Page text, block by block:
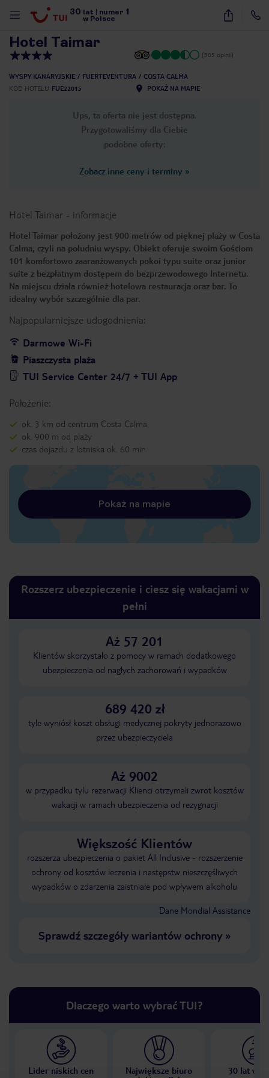
30 lat numer 1
w Polsce
28
Hotel Taimar
(305 opinii)
WYSPY KANARYJSKIE FUERTEVENTURA
COSTA CALMA
KOD HOTELU FUE22015 POKAŻ NA MAPIE
Ups, ta oferta nie jest dostępna.
Przygotowaliśmy dla Ciebie
podobne oferty:
Zobacz inne ceny i terminy »
Hotel Taimar - informacje
Hotel Taimar położony jest 900 metrów od pięknej plaży w Costa
Calma, czyli na południu wyspy. Obiekt oferuje swoim Gościom
101 komfortowo zaaranżowanych pokoi typu suite oraz junior
suite z bezpłatnym dostępem do bezprzewodowego Internetu.
Na miejscu działa również hotelowa restauracja oraz bar. To
idealny wybór szczególnie dla par.
Najpopularniejsze udogodnienia:
Darmowe Wi-Fi
Piaszczysta plaża
TUI Service Center 24/7 + TUI App
Położenie:
ok. 3 km od centrum Costa Calma
ok. 900 m od plaży
czas dojazdu z lotniska ok. 60 min
Pokaż na mapie
Rozszerz ubezpieczenie i ciesz się wakacjami w
pełni
Aż 57 201
Klientów skorzystało z pomocy w ramach dodatkowego
ubezpieczenia od nagłych zachorowań i wypadków
689 420 zł
tyle wyniósł koszt obsługi medycznej pokryty jednorazowo
przez ubezpieczyciela
Aż 9002
w przypadku tylu rezerwacji Klienci otrzymali zwrot kosztów
wakacji w ramach ubezpieczenia od rezygnacji
Większość Klientów
rozszerza ubezpieczenia o pakiet All Inclusive - rozszerzenie
ochrony od kosztów leczenia i następstw nieszczęśliwych
wypadków o zdarzenia zaistniałe pod wpływem alkoholu
Dane Mondial Assistance
Sprawdź szczegóły wariantów ochrony»
Dlaczego warto wybrać TUI?
Lider niskich cen
Największe biuro
30 lat w